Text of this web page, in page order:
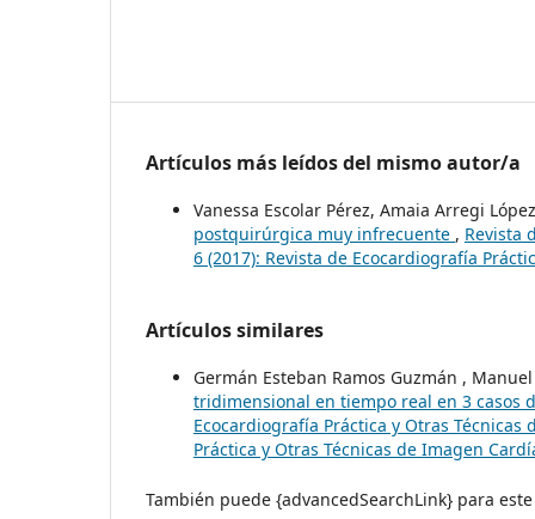
Artículos más leídos del mismo autor/a
Vanessa Escolar Pérez, Amaia Arregi
postquirúrgica muy infrecuente , Revista
6 (2017): Revista de Ecocardiografía
Artículos similares
Germán Esteban Ramos Guzmán ,
tridimensional en tiempo real en 3 casos
Ecocardiografía Práctica y Otras Técnicas
Práctica y Otras Técnicas de Imagen
También puede {advancedSearchLink} para